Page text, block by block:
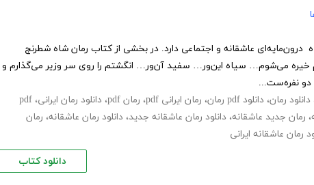
عاشقانه و اجتماعی دارد. در بخشی از کتاب رمان شاه شطرنج
خیره می‌شوم… سیاه این‌ور… سفید آن‌ور… انگشتم را روی سر وزیر می‌گذارم و
نفره‌ست...
دانلود رمان، دانلود pdf رمان ، رمان ایرانی pdf ، رمان pdf ، دانلود رمان ایرانی، pdf
، رمان جدید عاشقانه، دانلود رمان عاشقانه جدید، دانلود رمان عاشقانه، رمان
رمان عاشقانه ایرانی
دانلود کتاب